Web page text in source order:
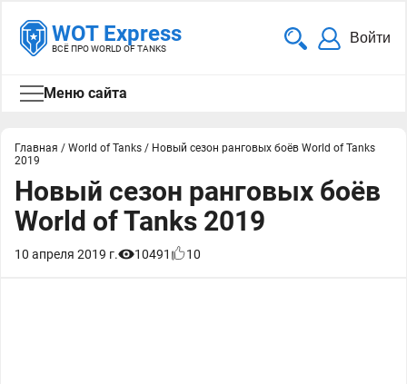
WOT Express
ВСЁ ПРО WORLD OF TANKS
Войти
Меню сайта
Главная / World of Tanks / Новый сезон ранговых боёв World of Tanks
2019
Новый сезон ранговых боёв
World of Tanks 2019
10 апреля 2019 г. 10491 10